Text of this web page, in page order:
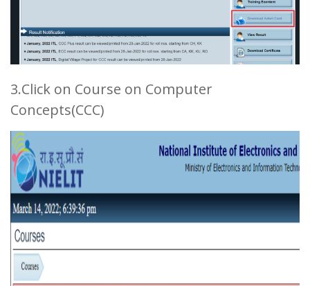
3.Click on Course on Computer
Concepts(CCC)